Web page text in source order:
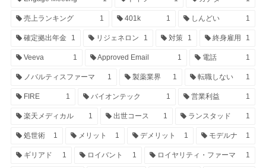
売上ランキング 1 401k 1 しんどい 1
確定拠出年金 1 リジェネロン 1 対策 1 終身雇用 1
Veeva 1 Approved Email 1 電話 1
ノバルティスファーマ 1 製薬業界 1 転職しない 1
FIRE 1 バイオンテック 1 営業利益 1
楽天メディカル 1 出世コース 1 ランスタッド 1
処世術 1 メリット 1 デメリット 1 モデルナ 1
ギリアド 1 ロイバント 1 ロイヤリティ・ファーマ 1